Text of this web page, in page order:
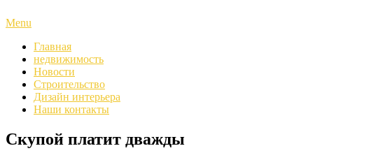
Menu
Главная
недвижимость
Новости
Строительство
Дизайн интерьера
Наши контакты
Скупой платит дважды